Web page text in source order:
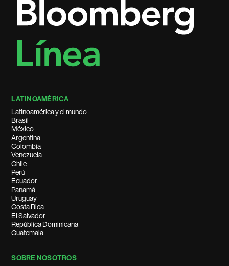
LATINOAMÉRICA
Latinoamérica y el mundo
Brasil
México
Argentina
Colombia
Venezuela
Chile
Perú
Ecuador
Panamá
Uruguay
Costa Rica
El Salvador
República Dominicana
Guatemala
SOBRE NOSOTROS